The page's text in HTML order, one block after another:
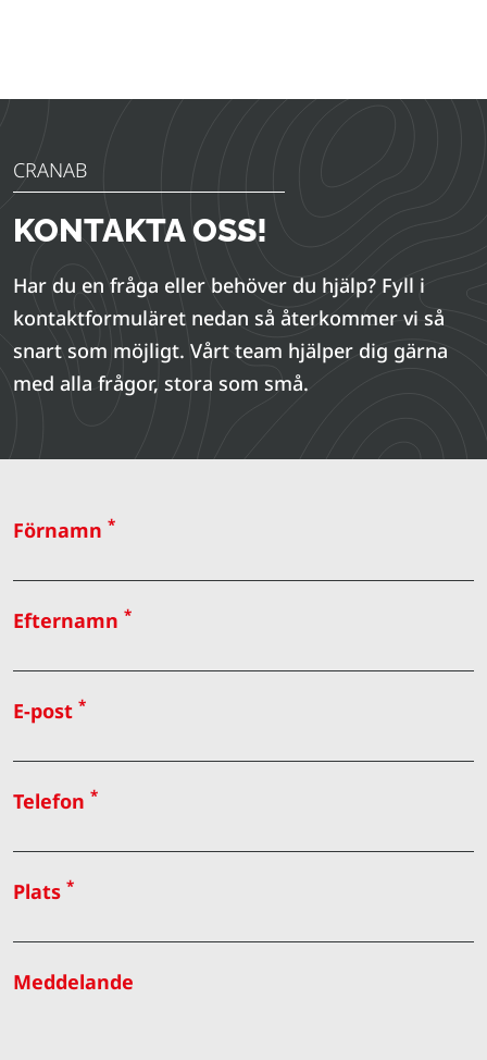
CRANAB
KONTAKTA OSS!
Har du en fråga eller behöver du hjälp? Fyll i
kontaktformuläret nedan så återkommer vi så
snart som möjligt. Vårt team hjälper dig gärna
med alla frågor, stora som små.
Förnamn *
Efternamn *
E-post *
Telefon *
Plats *
Meddelande